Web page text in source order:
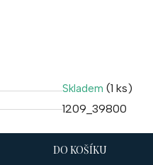
Skladem (1 ks)
1209_39800
DO KOŠÍKU